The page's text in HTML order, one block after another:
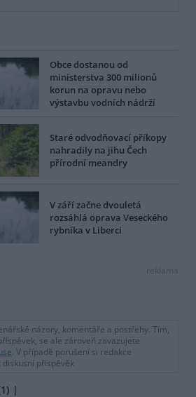
Obce dostanou od
ministerstva 300 milionů
korun na opravu nebo
výstavbu vodních nádrží
Staré odvodňovací příkopy
nahradily na jihu Čech
přírodní meandry
V září začne dvouletá
rozsáhlá oprava Veseckého
rybníka v Liberci
reklama
názory, komentáře a postřehy. Tím,
se ale zároveň zavazujete
. V případě porušení si redakce
příspěvěk